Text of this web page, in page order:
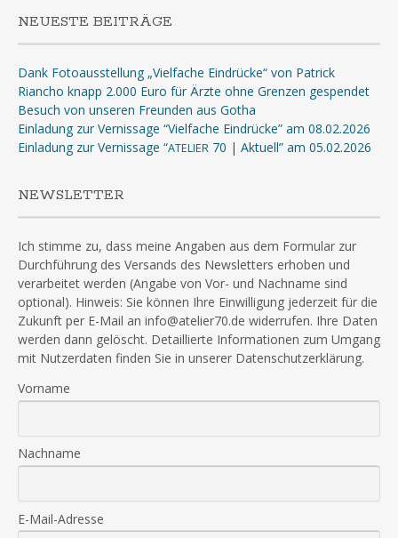
NEUESTE BEITRÄGE
Dank Fotoausstellung „Vielfache Eindrücke“ von Patrick
Riancho knapp 2.000 Euro für Ärzte ohne Grenzen gespendet
Besuch von unseren Freunden aus Gotha
Einladung zur Vernissage “Vielfache Eindrücke” am 08.02.2026
Einladung zur Vernissage “ATELIER 70 | Aktuell” am 05.02.2026
NEWSLETTER
Ich stimme zu, dass meine Angaben aus dem Formular zur
Durchführung des Versands des Newsletters erhoben und
verarbeitet werden (Angabe von Vor- und Nachname sind
optional). Hinweis: Sie können Ihre Einwilligung jederzeit für die
Zukunft per E-Mail an info@atelier70.de widerrufen. Ihre Daten
werden dann gelöscht. Detaillierte Informationen zum Umgang
mit Nutzerdaten finden Sie in unserer Datenschutzerklärung.
Vorname
Nachname
E-Mail-Adresse